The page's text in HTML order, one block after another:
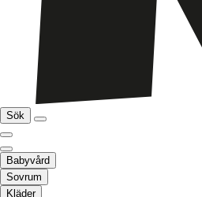
Sök
Babyvård
Sovrum
Kläder